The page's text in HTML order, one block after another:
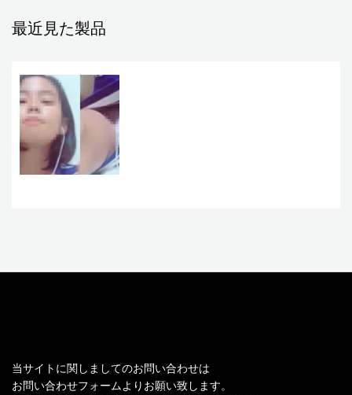
最近見た製品
当サイトに関しましてのお問い合わせは
お問い合わせフォームよりお願い致します。